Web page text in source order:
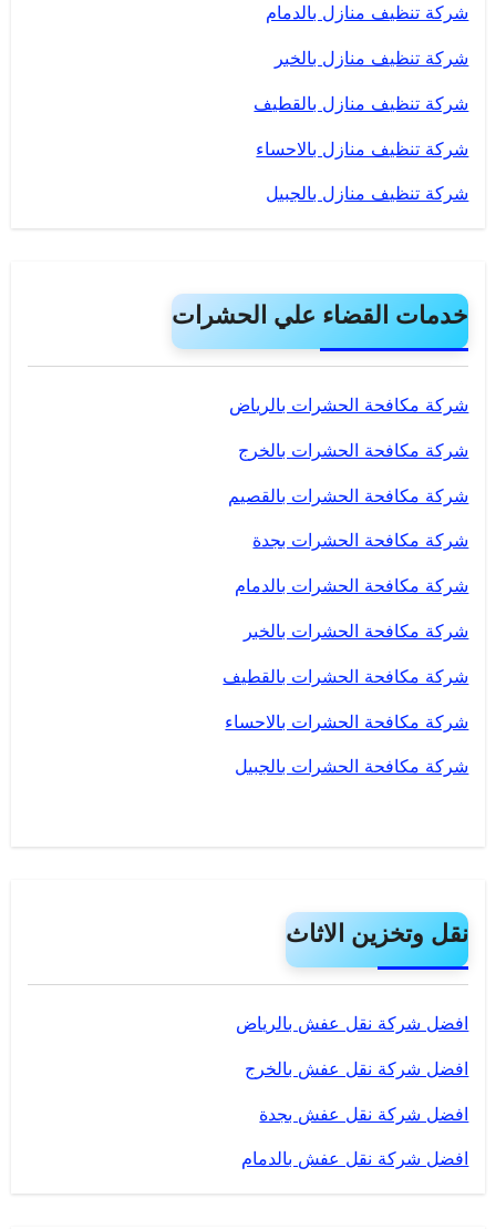
شركة تنظيف منازل بالدمام
شركة تنظيف منازل بالخبر
شركة تنظيف منازل بالقطيف
شركة تنظيف منازل بالاحساء
شركة تنظيف منازل بالجبيل
خدمات القضاء علي الحشرات
شركة مكافحة الحشرات بالرياض
شركة مكافحة الحشرات بالخرج
شركة مكافحة الحشرات بالقصيم
شركة مكافحة الحشرات بجدة
شركة مكافحة الحشرات بالدمام
شركة مكافحة الحشرات بالخبر
شركة مكافحة الحشرات بالقطيف
شركة مكافحة الحشرات بالاحساء
شركة مكافحة الحشرات بالجبيل
نقل وتخزين الاثاث
افضل شركة نقل عفش بالرياض
افضل شركة نقل عفش بالخرج
افضل شركة نقل عفش بجدة
افضل شركة نقل عفش بالدمام